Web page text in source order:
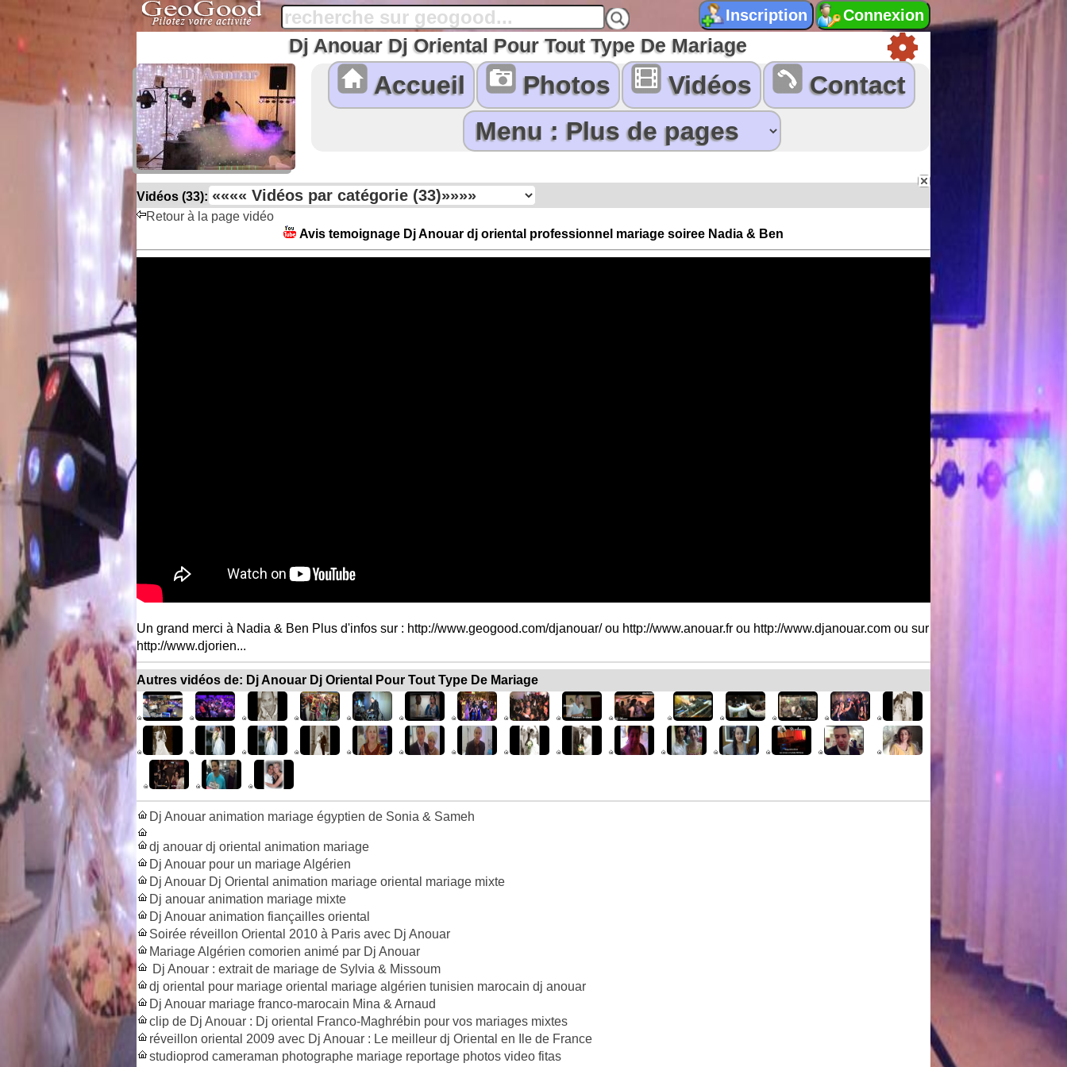
Dj Anouar Dj Oriental Pour Tout Type De Mariage
Accueil Photos Vidéos Contact
Vidéos (33):
Retour à la page vidéo
Avis temoignage Dj Anouar dj oriental professionnel mariage soiree Nadia & Ben
Un grand merci à Nadia & Ben Plus d'infos sur : http://www.geogood.com/djanouar/ ou http://www.anouar.fr ou http://www.djanouar.com ou sur
http://www.djorien...
Autres vidéos de: Dj Anouar Dj Oriental Pour Tout Type De Mariage
Dj Anouar animation mariage égyptien de Sonia & Sameh
dj anouar dj oriental animation mariage
Dj Anouar pour un mariage Algérien
Dj Anouar Dj Oriental animation mariage oriental mariage mixte
Dj anouar animation mariage mixte
Dj Anouar animation fiançailles oriental
Soirée réveillon Oriental 2010 à Paris avec Dj Anouar
Mariage Algérien comorien animé par Dj Anouar
Dj Anouar : extrait de mariage de Sylvia & Missoum
dj oriental pour mariage oriental mariage algérien tunisien marocain dj anouar
Dj Anouar mariage franco-marocain Mina & Arnaud
clip de Dj Anouar : Dj oriental Franco-Maghrébin pour vos mariages mixtes
réveillon oriental 2009 avec Dj Anouar : Le meilleur dj Oriental en Ile de France
studioprod cameraman photographe mariage reportage photos video fitas